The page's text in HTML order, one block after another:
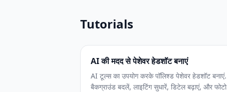
Tutorials
AI की मदद से पेशेवर हेडशॉट बनाएं
AI टूल्स का उपयोग करके पॉलिश्ड पेशेवर हेडशॉट बनाएं.
बैकग्राउंड बदलें, लाइटिंग सुधारें, डिटेल बढ़ाएं, और फोटो